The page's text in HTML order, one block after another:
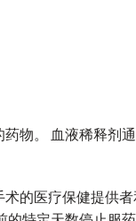
物。 血液稀释剂
的医疗保健提供